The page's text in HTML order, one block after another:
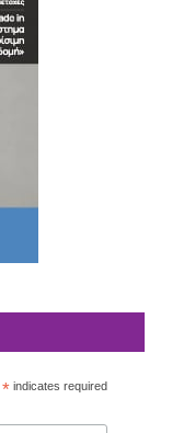
*indicates required